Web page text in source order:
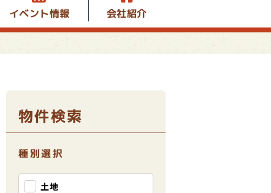
イベント情報 会社紹介
物件検索
種別選択
土地